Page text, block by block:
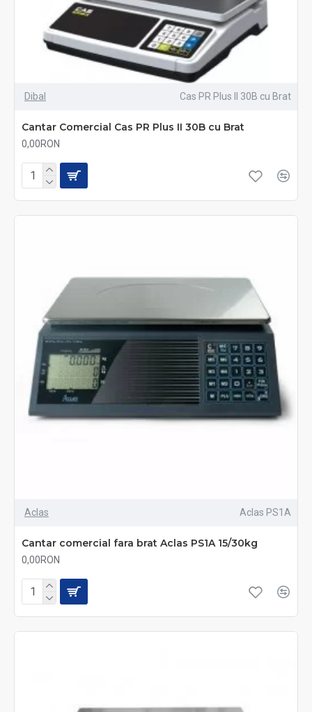
Dibal Cas PR Plus II 30B cu Brat
Cantar Comercial Cas PR Plus II 30B cu Brat
0,00RON
Aclas Aclas PS1A
Cantar comercial fara brat Aclas PS1A 15/30kg
0,00RON